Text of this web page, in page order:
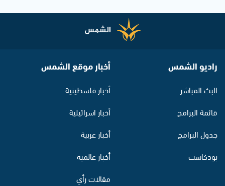
راديو الشمس
البث المباشر
قائمة البرامج
جدول البرامج
بودكاست
أخبار موقع الشمس
أخبار فلسطينية
أخبار اسرائيلية
أخبار عربية
أخبار عالمية
مقالات رأي